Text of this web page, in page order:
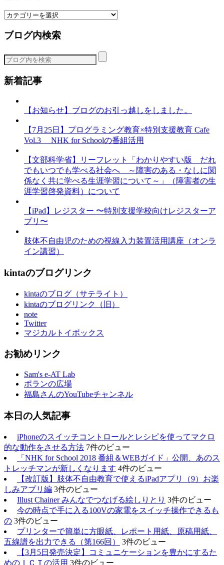
カ
ゴ
ー
ブログ内検索
新着記事
【お知らせ】ブログのお引っ越しをしました。
【7月25日】プログラミング教育×特別支援教育 Cafe
Vol.3 NHK for Schoolの番組活用
【文部科学省】リーフレット「わかりやすい版 だれ
でもいつでも学べる社会へ ～障害のある・なしに関
係なく共に学べる生涯学習について～」（障害者の生
涯学習啓発資料）について
【iPad】レジスター 〜特別支援学校向けレジスターア
プリ〜
肢体不自由児のための視線入力装置活用講座（オンラ
イン講習）
kintaのブログリンク
kintaのブログ（サテライト）
kintaのブログリンク（旧）
note
Twitter
マジカルトイボックス
お勧めリンク
Sam's e-AT Lab
ポランの広場
福島さんのYouTubeチャンネル
本日の人気記事
iPhoneのスイッチコントロールとレシピを使ってマクロ
的な動作をさせる方法 7件のビュー
「NHK for School 2018 番組＆WEBガイド」公開、あのス
トレッチマンが新しくなります 4件のビュー
【改訂版】肢体不自由教育で使えるiPadアプリ（9）お楽
しみアプリ編 3件のビュー
Illust Chainer みんなでつなげる絵しりとり 3件のビュー
今の時点で手に入る100Vの家電をスイッチ操作できるも
の 3件のビュー
プリンターで簡単に方眼紙、レポート用紙、原稿用紙、
五線譜を出力できる（第166回）
3件のビュー
【3月5日発売決定】コミュニケーションを豊かにするた
めのＩＣＴの活用 3件のビュー